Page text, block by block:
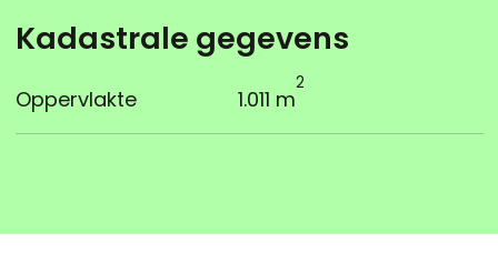
Kadastrale gegevens
Oppervlakte 1.011 m
2